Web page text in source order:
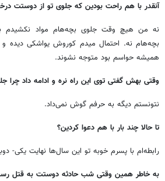
آنقدر با هم راحت بودین که جلوی تو از دوستت
نه من هیچ وقت جلوی بچه‌هام مواد نکشیدم
بچه‌هام نه. احتمال میدم کوروش یواشکی دیده
همیشه حواسم بود متوجه نشوند.
وقتی بهش گفتی توی این راه نره و ادامه داد چرا
نتونستم دیگه به حرفم گوش نمی‌داد.
تا حالا چند بار با هم دعوا کردین؟
رابطه‌ام با پسرم خوبه تو این سال‌ها نهایت یکی-
به خاطر همین وقتی شب حادثه دوستت به قتل